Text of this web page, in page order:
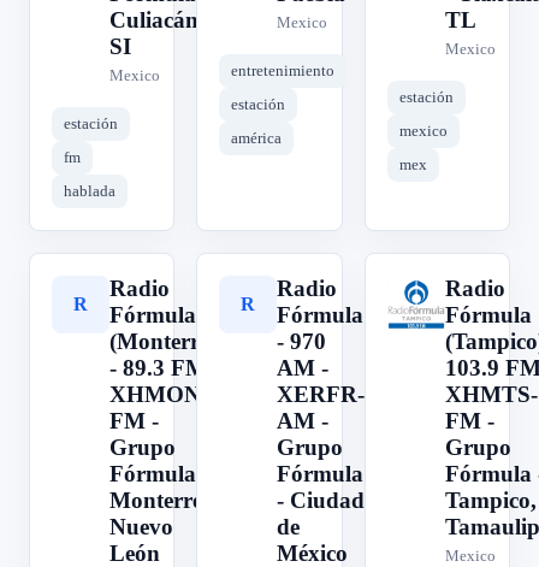
Culiacán,
SI
Mexico
estación
fm
hablada
Mexico
entretenimiento
estación
américa
TL
Mexico
estación
mexico
mex
R
Radio
Fórmula
(Monterrey)
- 89.3 FM -
XHMON-
FM -
Grupo
Fórmula -
Monterrey,
Nuevo
León
R
Radio
Fórmula
- 970
AM -
XERFR-
AM -
Grupo
Fórmula
- Ciudad
de
México
R
Radio
Fórmula
103.9
XHMTS-
FM -
Grupo
Fórmula
Tampico,
Mexico